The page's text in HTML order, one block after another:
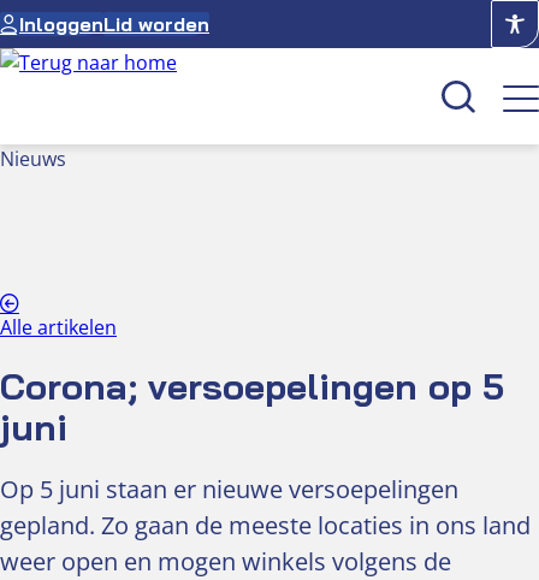
Ga
naar
de
InloggenLid worden
Oculus
Optiekcentrum
Nieuws
Alle artikelen
Corona; versoepelingen op 5
juni
Op 5 juni staan er nieuwe versoepelingen
gepland. Zo gaan de meeste locaties in ons land
weer open en mogen winkels volgens de